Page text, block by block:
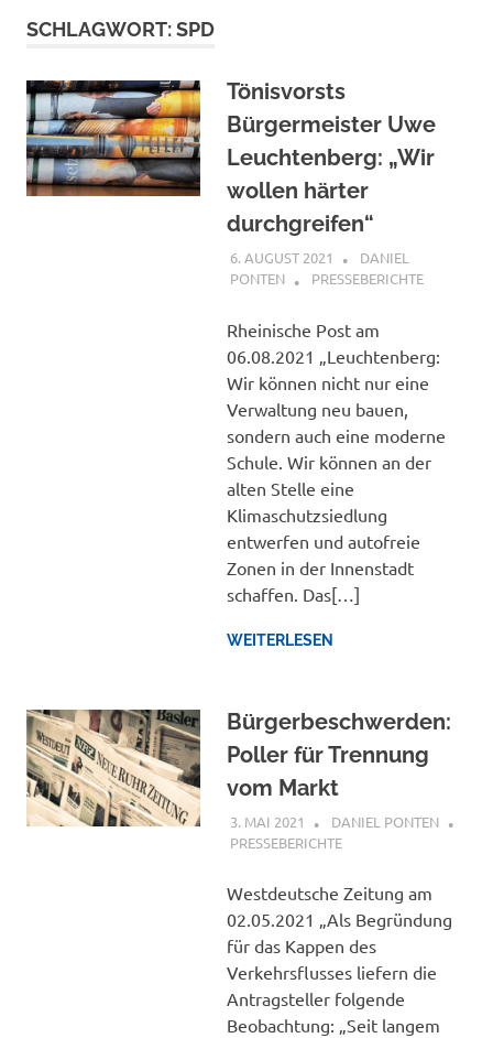
SCHLAGWORT:SPD
Tönisvorsts
Bürgermeister Uwe
Leuchtenberg: „Wir
wollen härter
durchgreifen“
6. AUGUST 2021
DANIEL
PONTEN
PRESSEBERICHTE
Rheinische Post am
06.08.2021 „Leuchtenberg:
Wir können nicht nur eine
Verwaltung neu bauen,
sondern auch eine moderne
Schule. Wir können an der
alten Stelle eine
Klimaschutzsiedlung
entwerfen und autofreie
Zonen in der Innenstadt
schaffen. Das[…]
WEITERLESEN
Bürgerbeschwerden:
Poller für Trennung
vom Markt
3. MAI 2021
DANIEL PONTEN
PRESSEBERICHTE
Westdeutsche Zeitung am
02.05.2021 „Als Begründung
für das Kappen des
Verkehrsflusses liefern die
Antragsteller folgende
Beobachtung: „Seit langem